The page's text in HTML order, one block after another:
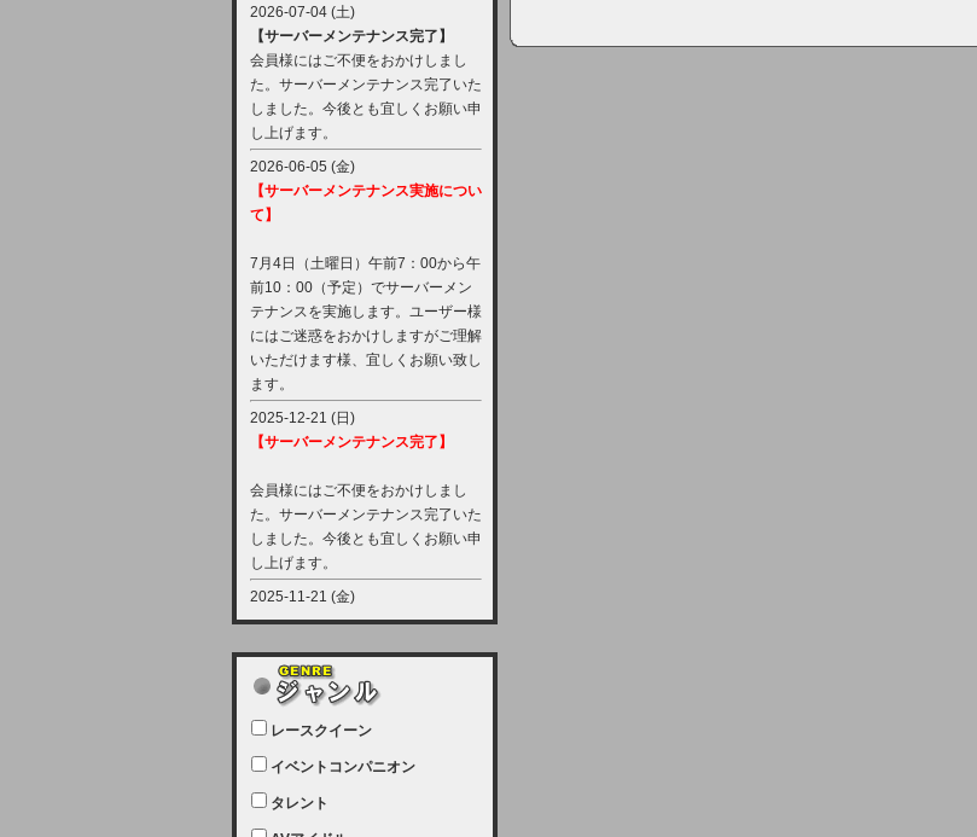
2026-07-04 (土)
【サーバーメンテナンス完了】
会員様にはご不便をおかけしまし
た。サーバーメンテナンス完了いた
しました。今後とも宜しくお願い申
し上げます。
2026-06-05 (金)
【サーバーメンテナンス実施につい
て】
7月4日（土曜日）午前7：00から午
前10：00（予定）でサーバーメン
テナンスを実施します。ユーザー様
にはご迷惑をおかけしますがご理解
いただけます様、宜しくお願い致し
ます。
2025-12-21 (日)
【サーバーメンテナンス完了】
会員様にはご不便をおかけしまし
た。サーバーメンテナンス完了いた
しました。今後とも宜しくお願い申
し上げます。
2025-11-21 (金)
【サーバーメンテナンス実施につい
12月21日（日曜日）午前9：00か
ら午前11：00（予定）でサーバー
メンテナンスを実施します。ユーザ
ー様にはご迷惑をおかけしますがご
理解いただけます様、宜しくお願い
致します。
レースクイーン
イベントコンパニオン
タレント